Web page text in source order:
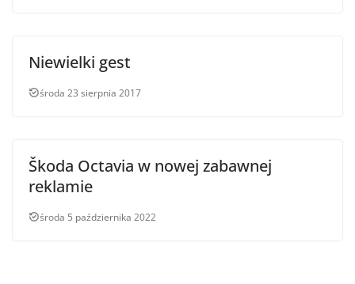
Niewielki gest
środa 23 sierpnia 2017
Škoda Octavia w nowej zabawnej
reklamie
środa 5 października 2022